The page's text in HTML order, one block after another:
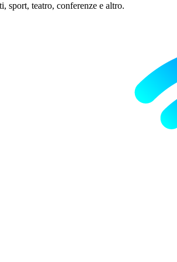
sport, teatro, conferenze e altro.